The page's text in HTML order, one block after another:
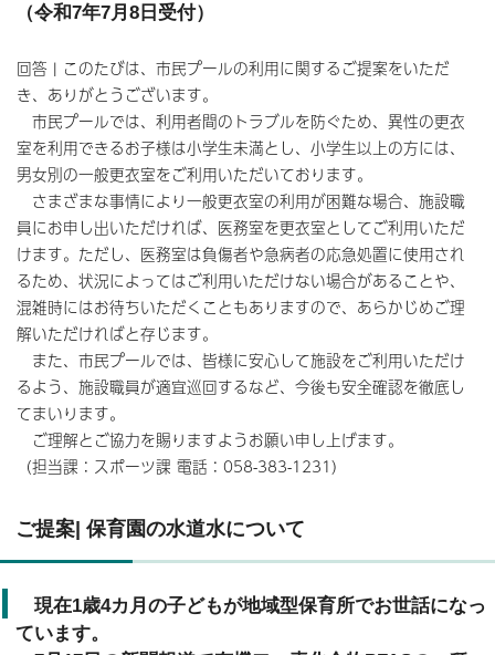
（令和7年7月8日受付）
回答 | このたびは、市民プールの利用に関するご提案をいただ
き、ありがとうございます。
市民プールでは、利用者間のトラブルを防ぐため、異性の更衣
室を利用できるお子様は小学生未満とし、小学生以上の方には、
男女別の一般更衣室をご利用いただいております。
さまざまな事情により一般更衣室の利用が困難な場合、施設職
員にお申し出いただければ、医務室を更衣室としてご利用いただ
けます。ただし、医務室は負傷者や急病者の応急処置に使用され
るため、状況によってはご利用いただけない場合があることや、
混雑時にはお待ちいただくこともありますので、あらかじめご理
解いただければと存じます。
また、市民プールでは、皆様に安心して施設をご利用いただけ
るよう、施設職員が適宜巡回するなど、今後も安全確認を徹底し
てまいります。
ご理解とご協力を賜りますようお願い申し上げます。
（担当課：スポーツ課 電話：058-383-1231）
ご提案| 保育園の水道水について
現在1歳4カ月の子どもが地域型保育所でお世話になっ
ています。